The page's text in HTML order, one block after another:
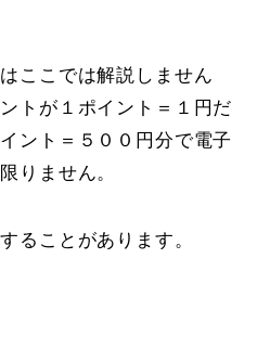
ここでは解説しません
トが１ポイント＝１円だ
ント＝５００円分で電子
りません。
ることがあります。